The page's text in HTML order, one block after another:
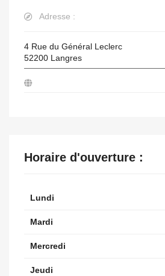
Adresse :
4 Rue du Général Leclerc
52200 Langres
Horaire d'ouverture :
Lundi
Mardi
Mercredi
Jeudi